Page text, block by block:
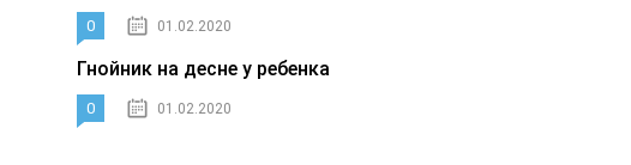
0 01.02.2020
Гнойник на десне у ребенка
0 01.02.2020